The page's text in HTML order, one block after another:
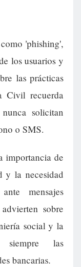
'phishing',
los usuarios y
las prácticas
Civil recuerda
solicitan
o SMS.
importancia de
y la necesidad
mensajes
sobre
social y la
siempre las
bancarias.